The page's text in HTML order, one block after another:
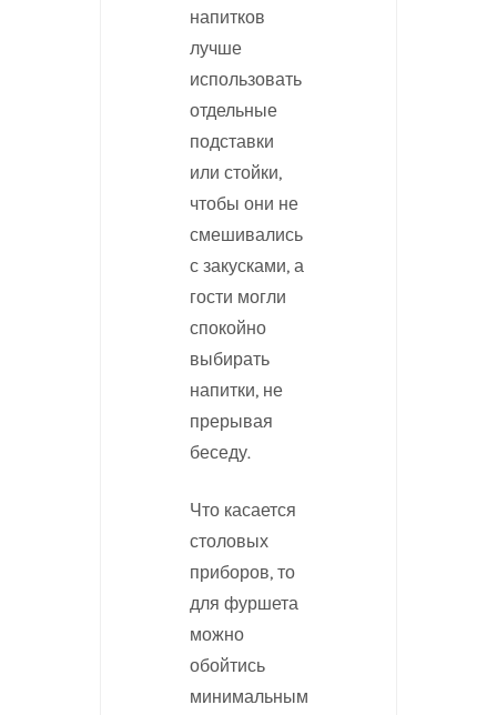
напитков
лучше
использовать
отдельные
подставки
или стойки,
чтобы они не
смешивались
с закусками, а
гости могли
спокойно
выбирать
напитки, не
прерывая
беседу.
Что касается
столовых
приборов, то
для фуршета
можно
обойтись
минимальным